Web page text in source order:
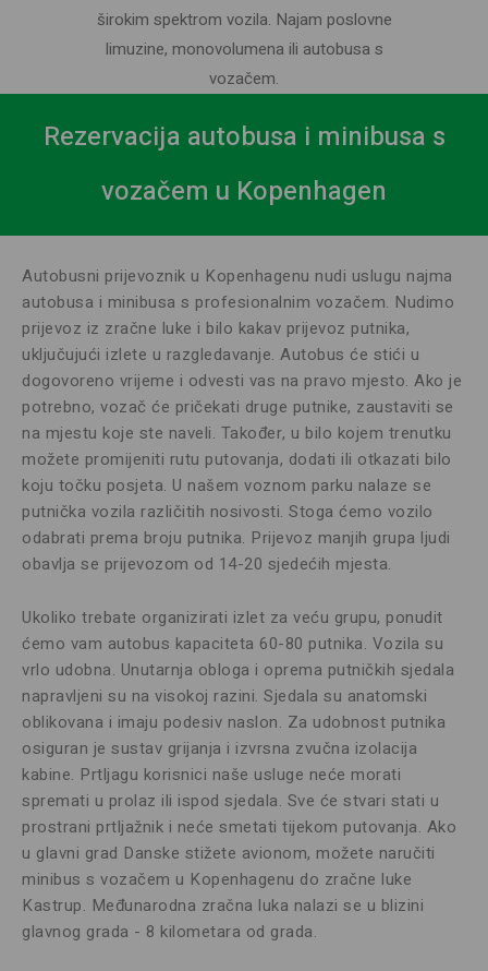
širokim spektrom vozila. Najam poslovne
limuzine, monovolumena ili autobusa s
vozačem.
Rezervacija autobusa i minibusa s
vozačem u Kopenhagen
Autobusni prijevoznik u Kopenhagenu nudi uslugu najma
autobusa i minibusa s profesionalnim vozačem. Nudimo
prijevoz iz zračne luke i bilo kakav prijevoz putnika,
uključujući izlete u razgledavanje. Autobus će stići u
dogovoreno vrijeme i odvesti vas na pravo mjesto. Ako je
potrebno, vozač će pričekati druge putnike, zaustaviti se
na mjestu koje ste naveli. Također, u bilo kojem trenutku
možete promijeniti rutu putovanja, dodati ili otkazati bilo
koju točku posjeta. U našem voznom parku nalaze se
putnička vozila različitih nosivosti. Stoga ćemo vozilo
odabrati prema broju putnika. Prijevoz manjih grupa ljudi
obavlja se prijevozom od 14-20 sjedećih mjesta.
Ukoliko trebate organizirati izlet za veću grupu, ponudit
ćemo vam autobus kapaciteta 60-80 putnika. Vozila su
vrlo udobna. Unutarnja obloga i oprema putničkih sjedala
napravljeni su na visokoj razini. Sjedala su anatomski
oblikovana i imaju podesiv naslon. Za udobnost putnika
osiguran je sustav grijanja i izvrsna zvučna izolacija
kabine. Prtljagu korisnici naše usluge neće morati
spremati u prolaz ili ispod sjedala. Sve će stvari stati u
prostrani prtljažnik i neće smetati tijekom putovanja. Ako
u glavni grad Danske stižete avionom, možete naručiti
minibus s vozačem u Kopenhagenu do zračne luke
Kastrup. Međunarodna zračna luka nalazi se u blizini
glavnog grada - 8 kilometara od grada.